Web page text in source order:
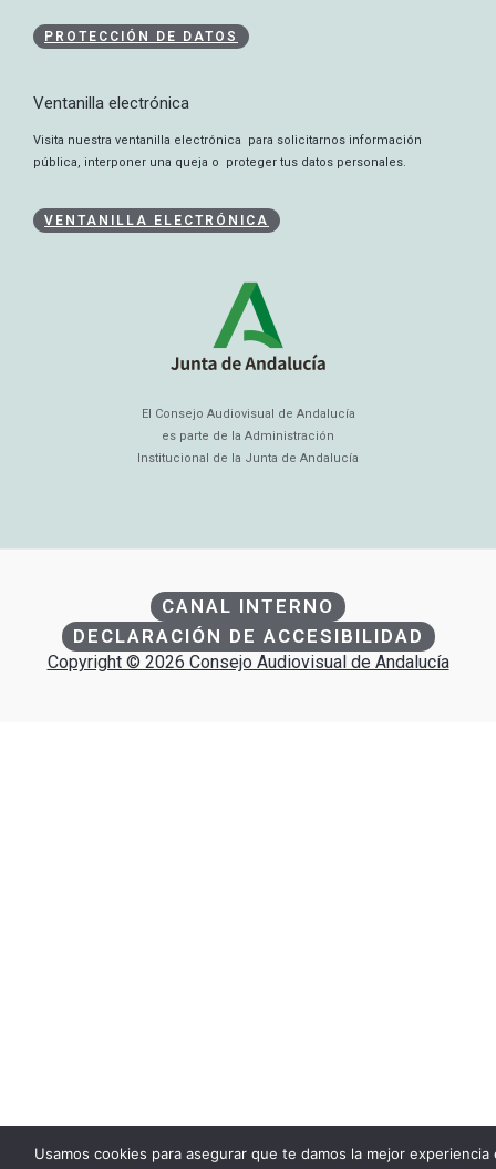
PROTECCIÓN DE DATOS
Ventanilla electrónica
Visita nuestra ventanilla electrónica para solicitarnos información
pública, interponer una queja o proteger tus datos personales.
VENTANILLA ELECTRÓNICA
El Consejo Audiovisual de Andalucía
es parte de la Administración
Institucional de la Junta de Andalucía
CANAL INTERNO
DECLARACIÓN DE ACCESIBILIDAD
Copyright © 2026 Consejo Audiovisual de Andalucía
Usamos cookies para asegurar que te damos la mejor experiencia